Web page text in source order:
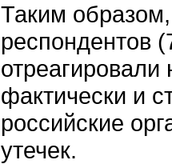
Таким
респондентов
отреагировали
фактически и
российские
утечек.